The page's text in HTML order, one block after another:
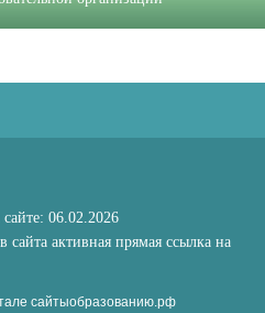
06.02.2026
активная прямая ссылка на
сайтыобразованию.рф